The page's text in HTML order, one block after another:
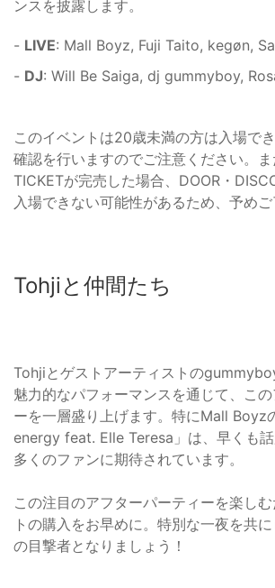
ンスを披露します。
- LIVE: Mall Boyz, Fuji Taito, kegøn,
- DJ: Will Be Saiga, dj gummyboy,
このイベントは20歳未満の方は入場で
確認を行いますのでご注意ください。ま
TICKETが完売した場合、DOOR・
入場できない可能性があるため、予めご
Tohjiと仲間たち
Tohjiとゲストアーティストの
魅力的なパフォーマンスを通じて、こ
ーを一層盛り上げます。特にMall Boyz
energy feat. Elle Teresa」は、早くも話
多くのファンに期待されています。
この注目のアフターパーティーを楽し
トの購入をお早めに。特別な一夜を共
の目撃者となりましょう！